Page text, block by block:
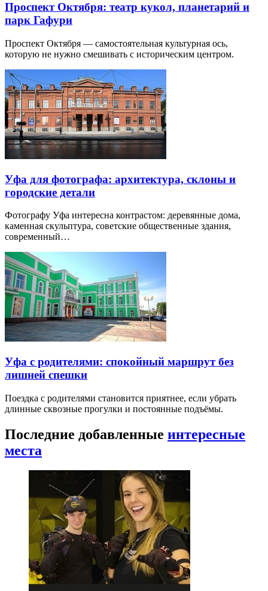
Проспект Октября: театр кукол, планетарий и
парк Гафури
Проспект Октября — самостоятельная культурная ось,
которую не нужно смешивать с историческим центром.
Уфа для фотографа: архитектура, склоны и
городские детали
Фотографу Уфа интересна контрастом: деревянные дома,
каменная скульптура, советские общественные здания,
современный…
Уфа с родителями: спокойный маршрут без
лишней спешки
Поездка с родителями становится приятнее, если убрать
длинные сквозные прогулки и постоянные подъёмы.
Последние добавленные интересные
места